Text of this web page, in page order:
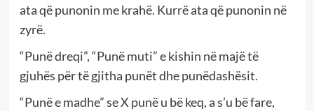
ata që punonin me krahë. Kurrë ata që punonin në
zyrë.
“Punë dreqi”, “Punë muti” e kishin në majë të
gjuhës për të gjitha punët dhe punëdashësit.
“Punë e madhe” se X punë u bë keq, a s’u bë fare,